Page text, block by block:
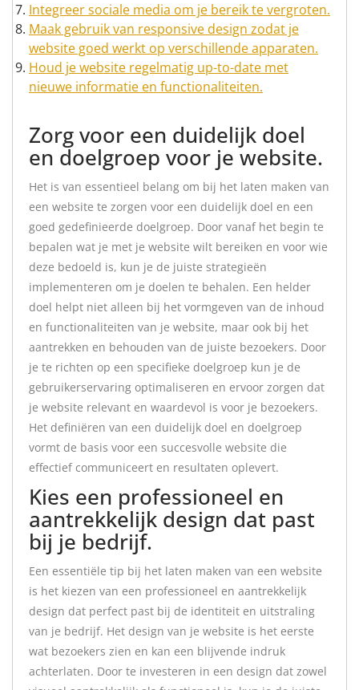
Integreer sociale media om je bereik te vergroten.
Maak gebruik van responsive design zodat je
website goed werkt op verschillende apparaten.
Houd je website regelmatig up-to-date met
nieuwe informatie en functionaliteiten.
Zorg voor een duidelijk doel
en doelgroep voor je website.
Het is van essentieel belang om bij het laten maken van
een website te zorgen voor een duidelijk doel en een
goed gedefinieerde doelgroep. Door vanaf het begin te
bepalen wat je met je website wilt bereiken en voor wie
deze bedoeld is, kun je de juiste strategieën
implementeren om je doelen te behalen. Een helder
doel helpt niet alleen bij het vormgeven van de inhoud
en functionaliteiten van je website, maar ook bij het
aantrekken en behouden van de juiste bezoekers. Door
je te richten op een specifieke doelgroep kun je de
gebruikerservaring optimaliseren en ervoor zorgen dat
je website relevant en waardevol is voor je bezoekers.
Het definiëren van een duidelijk doel en doelgroep
vormt de basis voor een succesvolle website die
effectief communiceert en resultaten oplevert.
Kies een professioneel en
aantrekkelijk design dat past
bij je bedrijf.
Een essentiële tip bij het laten maken van een website
is het kiezen van een professioneel en aantrekkelijk
design dat perfect past bij de identiteit en uitstraling
van je bedrijf. Het design van je website is het eerste
wat bezoekers zien en kan een blijvende indruk
achterlaten. Door te investeren in een design dat zowel